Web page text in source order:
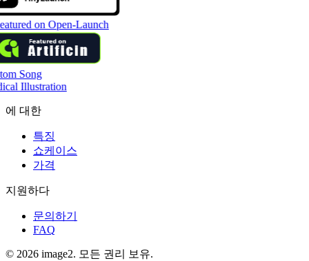
Song
Illustration
에 대한
특징
쇼케이스
가격
지원하다
문의하기
FAQ
© 2026 image2. 모든 권리 보유.